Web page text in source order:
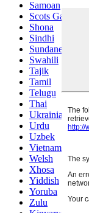
Samoan
Scots Gaelic
Shona
Sindhi
Sundanese
Swahili
Tajik
Tamil
Telugu
Thai
Ukrainian
Urdu
Uzbek
Vietnamese
Welsh
Xhosa
Yiddish
Yoruba
Zulu